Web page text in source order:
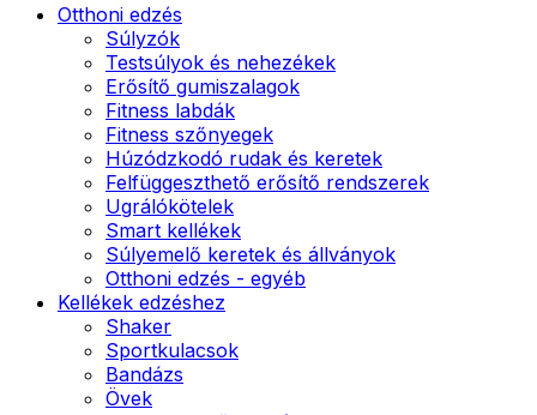
Otthoni edzés
Súlyzók
Testsúlyok és nehezékek
Erősítő gumiszalagok
Fitness labdák
Fitness szőnyegek
Húzódzkodó rudak és keretek
Felfüggeszthető erősítő rendszerek
Ugrálókötelek
Smart kellékek
Súlyemelő keretek és állványok
Otthoni edzés - egyéb
Kellékek edzéshez
Shaker
Sportkulacsok
Bandázs
Övek